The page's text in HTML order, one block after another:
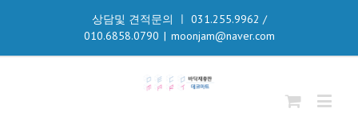
상담및 견적문의 ㅣ 031.255.9962 /
010.6858.0790 | moonjam@naver.com